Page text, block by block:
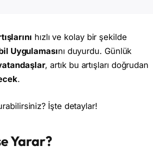
hızlı ve kolay bir şekilde
Uygulamasını duyurdu. Günlük
, artık bu artışları doğrudan
.
İşte detaylar!
Yarar?